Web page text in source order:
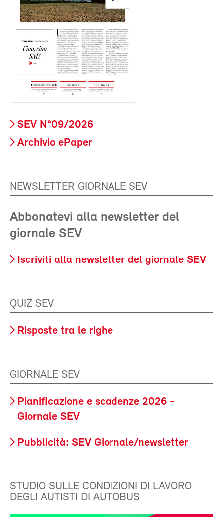
SEV N°09/2026
Archivio ePaper
NEWSLETTER GIORNALE SEV
Abbonatevi alla newsletter del
giornale SEV
Iscriviti alla newsletter del giornale SEV
QUIZ SEV
Risposte tra le righe
GIORNALE SEV
Pianificazione e scadenze 2026 -
Giornale SEV
Pubblicità: SEV Giornale/newsletter
STUDIO SULLE CONDIZIONI DI LAVORO
DEGLI AUTISTI DI AUTOBUS